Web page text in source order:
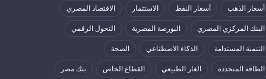
أسعار الذهب أسعار النفط الاستثمار الاقتصاد المصري
البنك المركزي المصري البورصة المصرية التحول الرقمي
التنمية المستدامة الذكاء الاصطناعي الصحة
الطاقة المتجددة الغاز الطبيعي القطاع الخاص بنك مصر